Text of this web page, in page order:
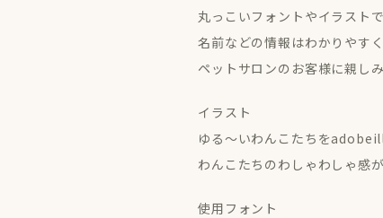
丸っこいフォントやイラスト
名前などの情報はわかりやす
ペットサロンのお客様に親し
イラスト
ゆる〜いわんこたちを
わんこたちのわしゃわしゃ感
使用フォント